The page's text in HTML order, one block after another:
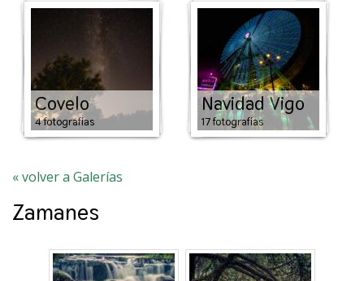
Covelo
4 fotografías
Navidad Vigo
17 fotografías
« volver a Galerías
Zamanes